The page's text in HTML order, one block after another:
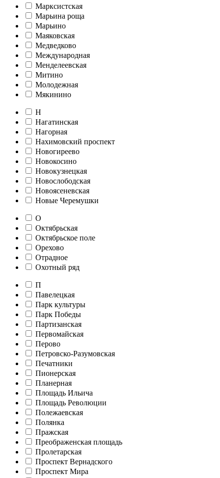
Марксистская
Марьина роща
Марьино
Маяковская
Медведково
Международная
Менделеевская
Митино
Молодежная
Мякинино
Н
Нагатинская
Нагорная
Нахимовский проспект
Новогиреево
Новокосино
Новокузнецкая
Новослободская
Новоясеневская
Новые Черемушки
О
Октябрьская
Октябрьское поле
Орехово
Отрадное
Охотный ряд
П
Павелецкая
Парк культуры
Парк Победы
Партизанская
Первомайская
Перово
Петровско-Разумовская
Печатники
Пионерская
Планерная
Площадь Ильича
Площадь Революции
Полежаевская
Полянка
Пражская
Преображенская площадь
Пролетарская
Проспект Вернадского
Проспект Мира